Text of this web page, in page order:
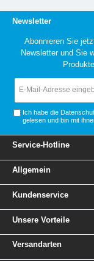
Newsletter
Abonnieren Sie
Newsletter und Sie
Ich habe die
gelesen und bin mit
Service-Hotline
Allgemein
Kundenservice
Unsere Vorteile
Versandarten